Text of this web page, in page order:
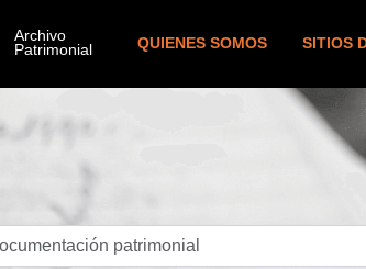
QUIENES SOMOS SITIOS